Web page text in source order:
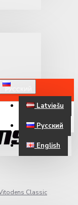
Latviešu
Русский
English
Classic